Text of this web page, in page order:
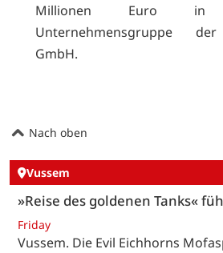
Millionen Euro in
Unternehmensgruppe
GmbH.
Nach oben
Vussem
»Reise des goldenen Tanks«
Friday
Vussem. Die Evil Eichhorns